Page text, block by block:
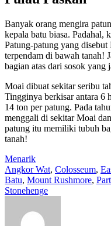
Banyak orang mengira
kepala batu biasa. Padahal,
Patung-patung yang
terpendam di bawah tanah!
bagian atas dari sosok yang
Moai dibuat sekitar seribu
Tingginya berkisar antara 6
14 ton per patung. Pada
menggali di sekitar Moai
patung itu memiliki tubuh
tanah!
Menarik
Angkor Wat, Colosseum,
Batu, Mount Rushmore,
Stonehenge